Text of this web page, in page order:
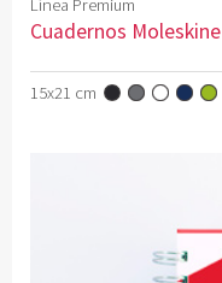
Línea Premium
Cuadernos Moleskine
15x21 cm